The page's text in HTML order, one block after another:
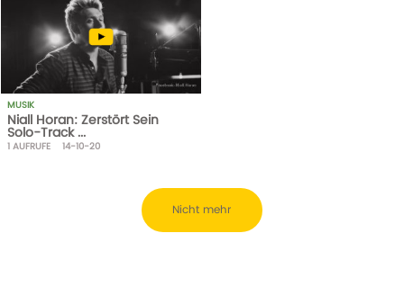
MUSIK
Niall Horan: Zerstört Sein
Solo-Track ...
1AUFRUFE 14-10-20
Nicht mehr